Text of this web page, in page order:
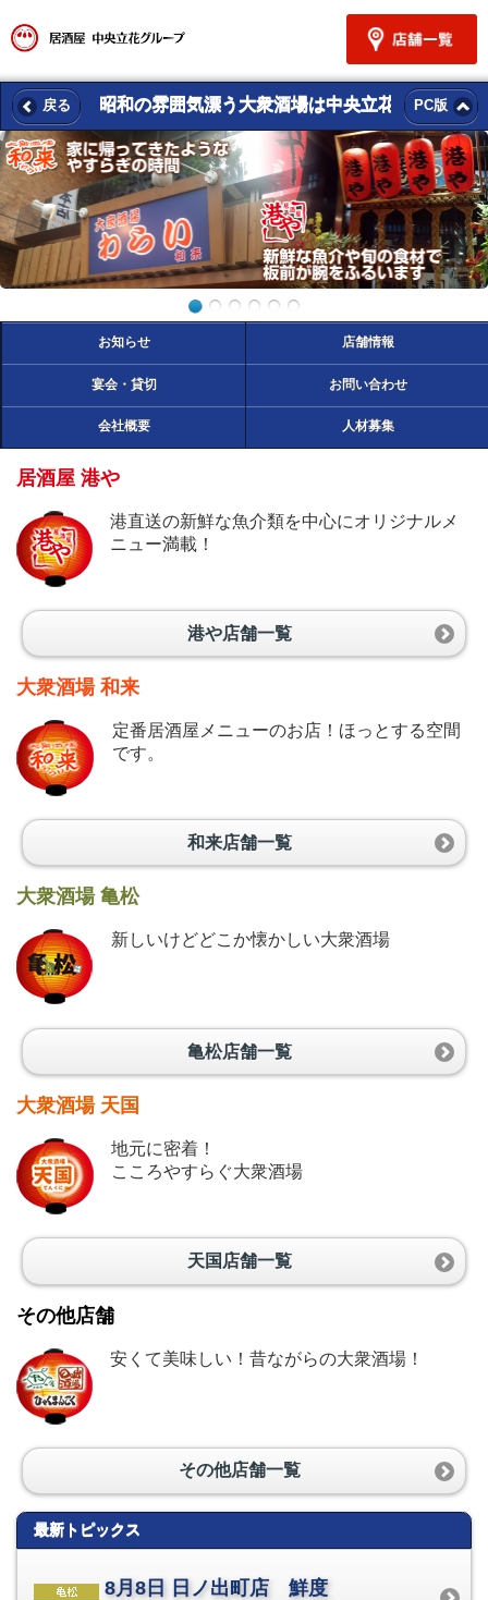
昭和の雰囲気漂う大衆酒場は中央立花
戻る PC版
お知らせ 店舗情報
宴会・貸切 お問い合わせ
会社概要 人材募集
居酒屋 港や
港直送の新鮮な魚介類を中心にオリジナルメ
ニュー満載！
港や店舗一覧
大衆酒場 和来
定番居酒屋メニューのお店！ほっとする空間
です。
和来店舗一覧
大衆酒場 亀松
新しいけどどこか懐かしい大衆酒場
亀松店舗一覧
大衆酒場 天国
地元に密着！
こころやすらぐ大衆酒場
天国店舗一覧
その他店舗
安くて美味しい！昔ながらの大衆酒場！
その他店舗一覧
最新トピックス
8月8日 日ノ出町店 鮮度